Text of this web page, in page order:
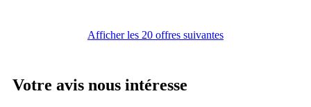
Afficher les 20 offres suivantes
Votre avis nous intéresse